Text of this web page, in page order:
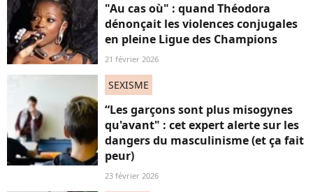
"Au cas où" : quand Théodora
dénonçait les violences conjugales
en pleine Ligue des Champions
21 février 2026
SEXISME
“Les garçons sont plus misogynes
qu'avant" : cet expert alerte sur les
dangers du masculinisme (et ça fait
peur)
23 février 2026